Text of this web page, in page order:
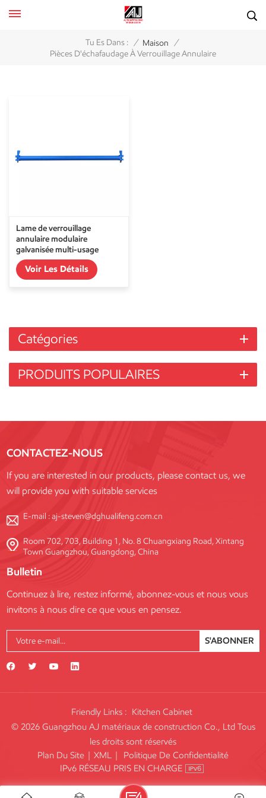
Tu Es Dans : / Maison /
Pièces D'échafaudage À Verrouillage Annulaire
Lame de verrouillage
annulaire modulaire
galvanisée multi-usage
Voir Les Détails
Catégories
PRODUITS POPULAIRES
CONTACTEZ-NOUS
If you are interested in our products, please contact us, we
will provide you with suitable services
E-mail :aj-steven@dghualifeng.com.cn
Room 702, 703, Building 1, No. 8 Chuangxiang Road, Xintang
Town Guangzhou, Guangdong, China
Bulletin
Continuez à lire, restez informé, abonnez-vous et nous vous
invitons à nous dire ce que vous en pensez.
S'ABONNER
Friendly Links : Kitchen Cabinet
© 2026 Guangzhou AJ matériaux de construction Co., Ltd Tous
les droits sont réservés
Plan Du Site | XML |
Politique De Confidentialité
IPv6 RÉSEAU PRIS EN CHARGE